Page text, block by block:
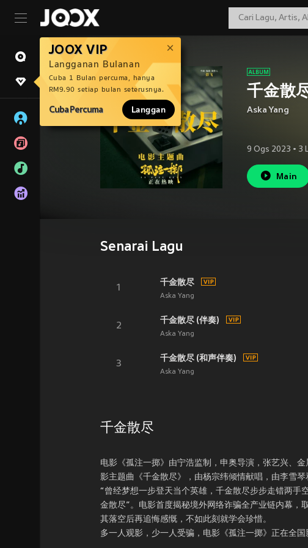
JOOX VIP
Langganan Bulanan
Cuba 1 Bulan percuma, hanya
RM9.90 setiap bulan seterusnya.
Cuba Percuma Langgan
千金散
Aska Yang
9 Ogs 2023 • 3
Main
Senarai Lagu
1
千金散尽
Aska Yang
2
千金散尽 (伴奏)
Aska Yang
3
千金散尽 (和声伴奏)
Aska Yang
千金散尽
电影《孤注一掷》由宁浩监制，申奥导演，张艺兴、
影主题曲《千金散尽》，由杨宗纬倾情献唱，由李雪
“曾经梦想一步登天当个英雄，千金散尽步步走错两手
金散尽”。电影首度揭秘境外网络诈骗全产业链内幕，
其落空后再追悔感慨，不如此刻就学会珍惜。
多一人观影，少一人受骗，电影《孤注一掷》正在全国